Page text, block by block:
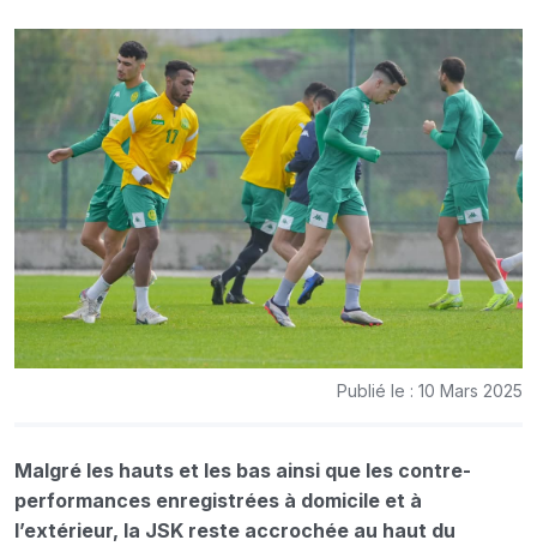
Publié le : 10 Mars 2025
Malgré les hauts et les bas ainsi que les contre-
performances enregistrées à domicile et à
l’extérieur, la JSK reste accrochée au haut du